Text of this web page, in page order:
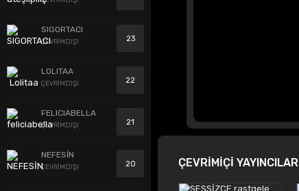
SIGORTACI
ÇEVRİMDIŞI 23
LOLITAA
ÇEVRİMDIŞI 22
FELICIABELLA
ÇEVRİMDIŞI 21
NEFESİN
ÇEVRİMDIŞI 20 ÇEVRİMİÇİ YAYINCILAR